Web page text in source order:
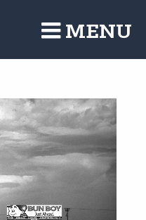
MENU